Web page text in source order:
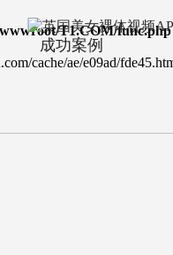
T1.COM/func.php
cache/ae/e09ad/
成功案例